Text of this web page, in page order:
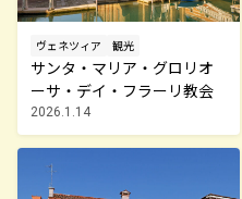
ヴェネツィア 観光
サンタ・マリア・グロリオ
ーサ・デイ・フラーリ教会
2026.1.14